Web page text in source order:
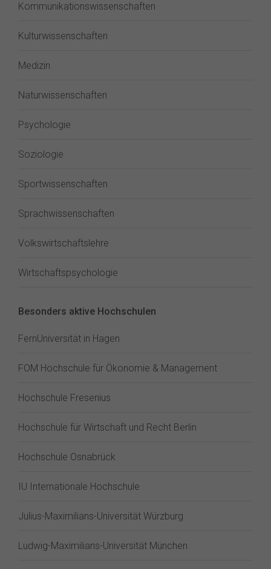
Kommunikationswissenschaften
Kulturwissenschaften
Medizin
Naturwissenschaften
Psychologie
Soziologie
Sportwissenschaften
Sprachwissenschaften
Volkswirtschaftslehre
Wirtschaftspsychologie
Besonders aktive Hochschulen
FernUniversität in Hagen
FOM Hochschule für Ökonomie & Management
Hochschule Fresenius
Hochschule für Wirtschaft und Recht Berlin
Hochschule Osnabrück
IU Internationale Hochschule
Julius-Maximilians-Universität Würzburg
Ludwig-Maximilians-Universität München